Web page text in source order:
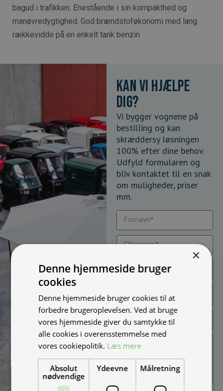
bagud i trafikken. Enestående i sin kompakthed og
manøvredygtighed. God brændstoføkonomi med lang
rækkevidde på en enkelt tank benzin.
Kan vi hjælpe
dig?
Vi bygger vognene på
bestilling og kan
skræddersy løsningen
100% efter dine behov.
Udfyld formularen og
bliv kontaktet til en snak
om muligheder, priser
mm.
×
Denne hjemmeside bruger
cookies
Denne hjemmeside bruger cookies til at
forbedre brugeroplevelsen. Ved at bruge
vores hjemmeside giver du samtykke til
alle cookies i overensstemmelse med
vores cookiepolitik. Læs mere
Absolut
nødvendige
Ydeevne Målretning